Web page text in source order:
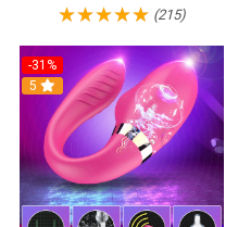
(215)
-31%
5